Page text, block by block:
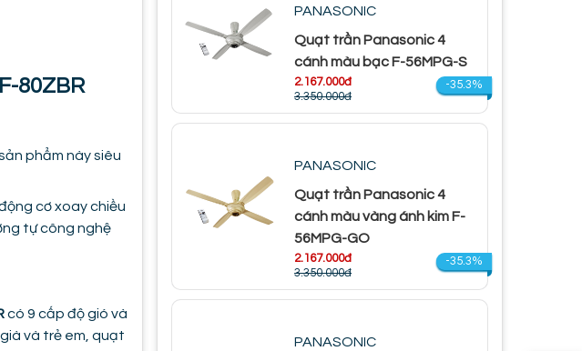
80ZBR
phẩm này siêu
cơ xoay chiều
tự công nghệ
có 9 cấp độ gió và
và trẻ em, quạt
PANASONIC
Quạt trần Panasonic 4
cánh màu bạc F-56MPG-S
2.167.000đ
3.350.000đ
-35.3%
PANASONIC
Quạt trần Panasonic 4
cánh màu vàng ánh kim F-
56MPG-GO
2.167.000đ
3.350.000đ
-35.3%
PANASONIC